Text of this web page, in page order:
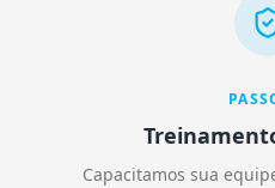
Capacitamos sua